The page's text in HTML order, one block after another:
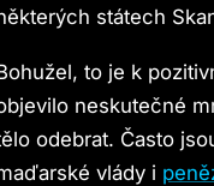
státech
to je k
neskutečné
odebrat. Často
vlády i